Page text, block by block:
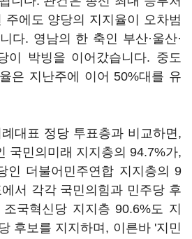
주에도 양당의 지지율이 오차범
다. 영남의 한 축인 부산·울산·
이 박빙을 이어갔습니다. 중도
은 지난주에 이어 50%대를 유
대표 정당 투표층과 비교하면,
국민의미래 지지층의 94.7%가,
인 더불어민주연합 지지층의 9
서 각각 국민의힘과 민주당 후
국혁신당 지지층 90.6%도 지
후보를 지지하며, 이른바 '지민